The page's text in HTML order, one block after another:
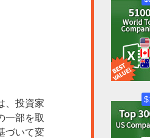
、投資家
一部を取
づいて変